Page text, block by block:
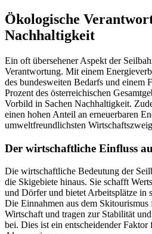
Ökologische
Nachhaltigkeit
Ein oft übersehener Aspekt der
Verantwortung. Mit einem
des bundesweiten Bedarfs und einem
Prozent des österreichischen
Vorbild in Sachen Nachhaltigkeit.
einen hohen Anteil an erneuerbaren
umweltfreundlichsten
Der wirtschaftliche Einfluss
Die wirtschaftliche Bedeutung der
die Skigebiete hinaus. Sie schafft
und Dörfer und bietet Arbeitsplätze in
Die Einnahmen aus dem
Wirtschaft und tragen zur Stabilität
bei. Dies ist ein entscheidender